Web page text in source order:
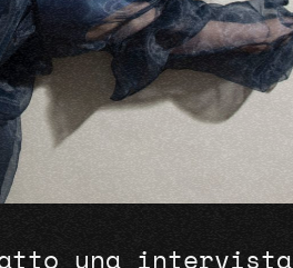
una intervista